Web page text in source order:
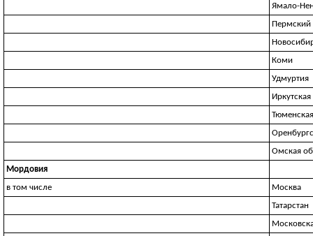
Ямало-
Пермский
Коми
Удмуртия
Омская
Мордовия
в том числе
Москва
Татарстан